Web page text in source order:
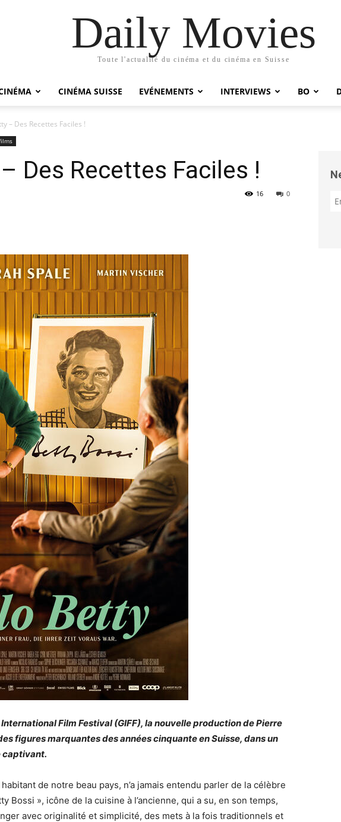
Daily Movies
Toute l'actualité du cinéma et du cinéma en Suisse
CINÉMA SUISSE EVÉNEMENTS INTERVIEWS BO
– Des Recettes Faciles !
Des Recettes Faciles !
0
16
Film Festival (GIFF), la nouvelle production de Pierre
figures marquantes des années cinquante en Suisse, dans un
captivant.
habitant de notre beau pays, n’a jamais entendu parler de la célèbre
Bossi », icône de la cuisine à l’ancienne, qui a su, en son temps,
avec originalité et simplicité, des mets à la fois traditionnels et